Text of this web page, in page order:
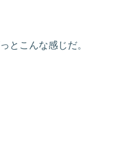
とこんな感じだ。